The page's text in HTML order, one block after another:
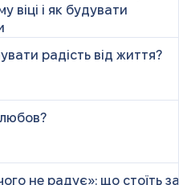
віці і як будувати
радість від життя?
не радує»: що стоїть за